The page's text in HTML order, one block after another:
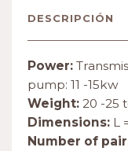
DESCRIPCIÓN
Power:
pump: 11 -15kw
Weight: 20 -25
Dimensions: L
Number of